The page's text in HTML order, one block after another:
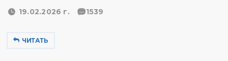
19.02.2026 г. 1539
ЧИТАТЬ